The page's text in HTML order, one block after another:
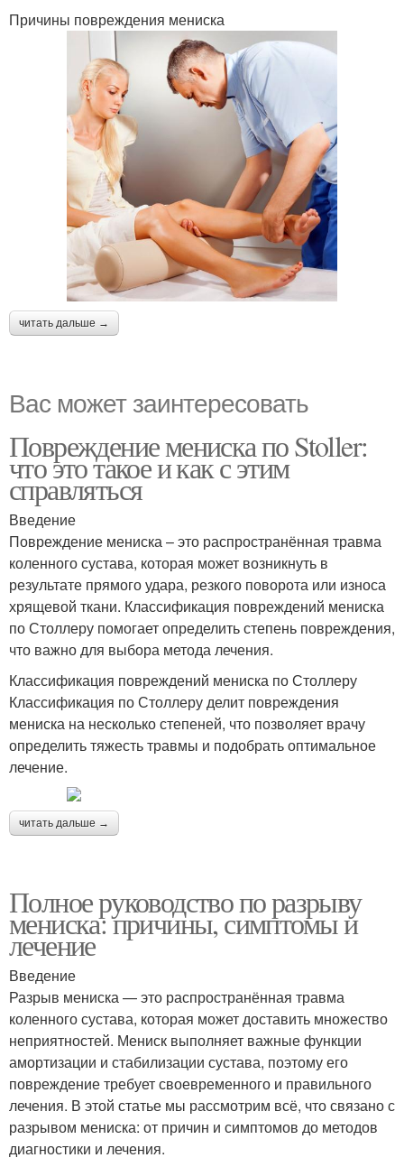
Причины повреждения мениска
читать дальше →
Вас может заинтересовать
Повреждение мениска по Stoller:
что это такое и как с этим
справляться
Введение
Повреждение мениска – это распространённая травма
коленного сустава, которая может возникнуть в
результате прямого удара, резкого поворота или износа
хрящевой ткани. Классификация повреждений мениска
по Столлеру помогает определить степень повреждения,
что важно для выбора метода лечения.
Классификация повреждений мениска по Столлеру
Классификация по Столлеру делит повреждения
мениска на несколько степеней, что позволяет врачу
определить тяжесть травмы и подобрать оптимальное
лечение.
читать дальше →
Полное руководство по разрыву
мениска: причины, симптомы и
лечение
Введение
Разрыв мениска — это распространённая травма
коленного сустава, которая может доставить множество
неприятностей. Мениск выполняет важные функции
амортизации и стабилизации сустава, поэтому его
повреждение требует своевременного и правильного
лечения. В этой статье мы рассмотрим всё, что связано с
разрывом мениска: от причин и симптомов до методов
диагностики и лечения.